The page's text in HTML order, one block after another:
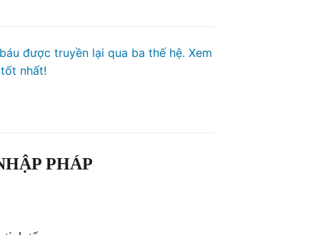
được truyền lại qua ba thế hệ. Xem
nhất!
PHÁP